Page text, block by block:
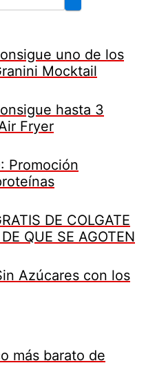
uno de los
Mocktail
hasta 3
Fryer
Promoción
DE COLGATE
QUE SE AGOTEN
Azúcares con los
más barato de